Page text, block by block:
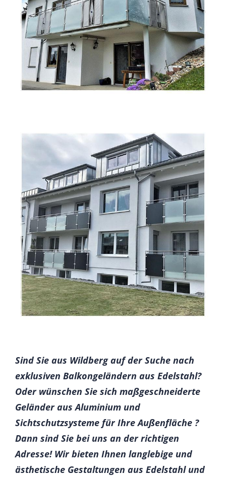
Sind Sie aus Wildberg auf der Suche nach
exklusiven Balkongeländern aus Edelstahl?
Oder wünschen Sie sich maßgeschneiderte
Geländer aus Aluminium und
Sichtschutzsysteme für Ihre Außenfläche ?
Dann sind Sie bei uns an der richtigen
Adresse! Wir bieten Ihnen langlebige und
ästhetische Gestaltungen aus Edelstahl und